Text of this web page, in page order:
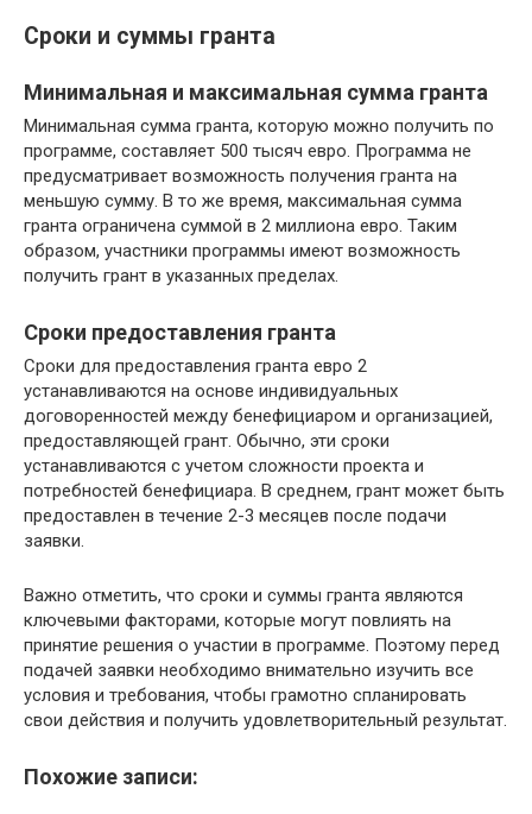
Сроки и суммы гранта
Минимальная и максимальная сумма гранта
Минимальная сумма гранта, которую можно получить по
программе, составляет 500 тысяч евро. Программа не
предусматривает возможность получения гранта на
меньшую сумму. В то же время, максимальная сумма
гранта ограничена суммой в 2 миллиона евро. Таким
образом, участники программы имеют возможность
получить грант в указанных пределах.
Сроки предоставления гранта
Сроки для предоставления гранта евро 2
устанавливаются на основе индивидуальных
договоренностей между бенефициаром и организацией,
предоставляющей грант. Обычно, эти сроки
устанавливаются с учетом сложности проекта и
потребностей бенефициара. В среднем, грант может быть
предоставлен в течение 2-3 месяцев после подачи
заявки.
Важно отметить, что сроки и суммы гранта являются
ключевыми факторами, которые могут повлиять на
принятие решения о участии в программе. Поэтому перед
подачей заявки необходимо внимательно изучить все
условия и требования, чтобы грамотно спланировать
свои действия и получить удовлетворительный результат.
Похожие записи: